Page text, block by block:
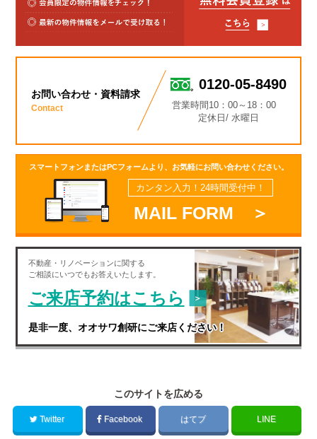
お問い合わせ・資料請求
Contact
0120-05-8490
営業時間10：00～18：00
定休日/ 水曜日
スマートフォンまたはPCフォームより、お気軽にお問い合わせください。
カンタン入力！24時間受付中！
MAIL FORM ＞
不動産・ リノベーションに関する
ご相談にいつでもお答えいたします。
ご来店予約はこちら
是非一度、オオサワ創研にご来店ください！
このサイトを広める
Twitter Facebook はてブ LINE